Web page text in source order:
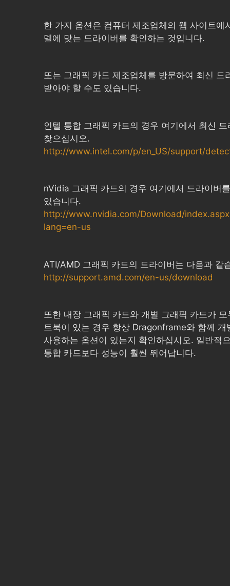
한 가지 옵션은 컴퓨터 제조업체의 웹 사이트에
델에 맞는 드라이버를 확인하는 것입니다.
또는 그래픽 카드 제조업체를 방문하여 최신 드
받아야 할 수도 있습니다.
인텔 통합 그래픽 카드의 경우 여기에서 최신 드
찾으십시오.
http://www.intel.com/p/en_US/support/
nVidia 그래픽 카드의 경우 여기에서 드라이버
있습니다.
http://www.nvidia.com/Download/
lang=en-us
ATI/AMD 그래픽 카드의 드라이버는 다음과 같
http://support.amd.com/en-us/download
또한 내장 그래픽 카드와 개별 그래픽 카드가
트북이 있는 경우 항상 Dragonframe와 함께 개
사용하는 옵션이 있는지 확인하십시오. 일반적
통합 카드보다 성능이 훨씬 뛰어납니다.